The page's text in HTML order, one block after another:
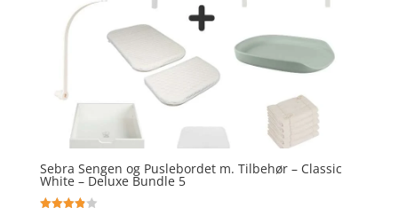
Sebra Sengen og Puslebordet m. Tilbehør – Classic
White – Deluxe Bundle 5